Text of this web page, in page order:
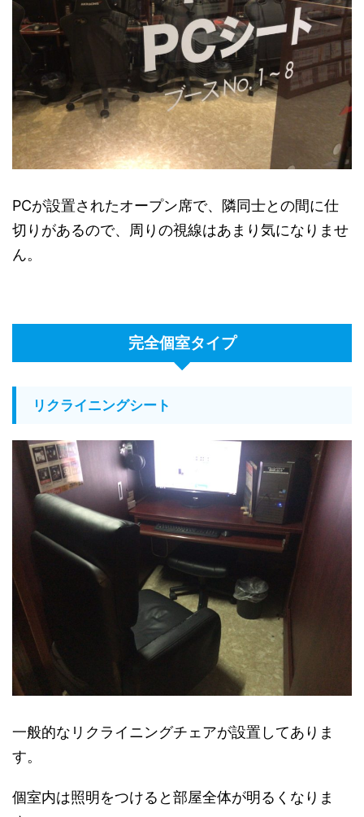
PCが設置されたオープン席で、隣同士との間に仕
切りがあるので、周りの視線はあまり気になりませ
ん。
完全個室タイプ
リクライニングシート
一般的なリクライニングチェアが設置してありま
す。
個室内は照明をつけると部屋全体が明るくなりま